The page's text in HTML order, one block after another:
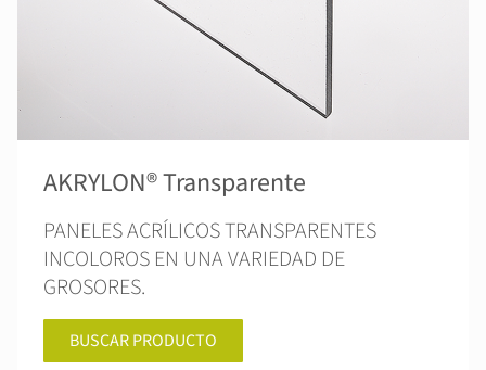
AKRYLON® Transparente
PANELES ACRÍLICOS TRANSPARENTES
INCOLOROS EN UNA VARIEDAD DE
GROSORES.
BUSCAR PRODUCTO